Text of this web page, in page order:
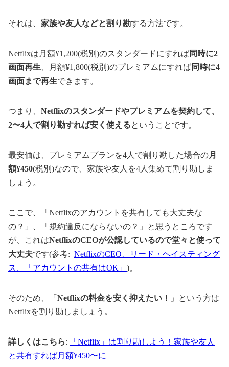
それは、 家族や友人などと割り勘する方法です。
Netflixは月額¥1,200(税別)のスタンダードにすれば同時に2
画面再生 、月額¥1,800(税別)のプレミアムにすれば同時に4
画面まで再生できます。
つまり、 Netflixのスタンダードやプレミアムを契約して、
2〜4人で割り勘すれば安く使えるということです。
最安価は、プレミアムプランを4人で割り勘した場合の月
額¥450(税別)なので、家族や友人を4人集めて割り勘しま
しょう。
ここで、「Netflixのアカウントを共有しても大丈夫な
の？」、「規約違反にならないの？」と思うところです
が、これはNetflixのCEOが公認しているので堂々と使って
大丈夫です(参考: NetflixのCEO、リード・ヘイスティング
ス、「アカウントの共有はOK」 )。
そのため、「 Netflixの料金を安く抑えたい！
」という方は
Netflixを割り勘しましょう。
詳しくはこちら:
「Netflix」は割り勘しよう！家族や友人
と共有すれば月額¥450〜に